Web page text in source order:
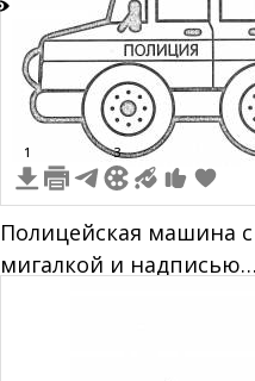
1 3
Полицейская машина с
мигалкой и надписью